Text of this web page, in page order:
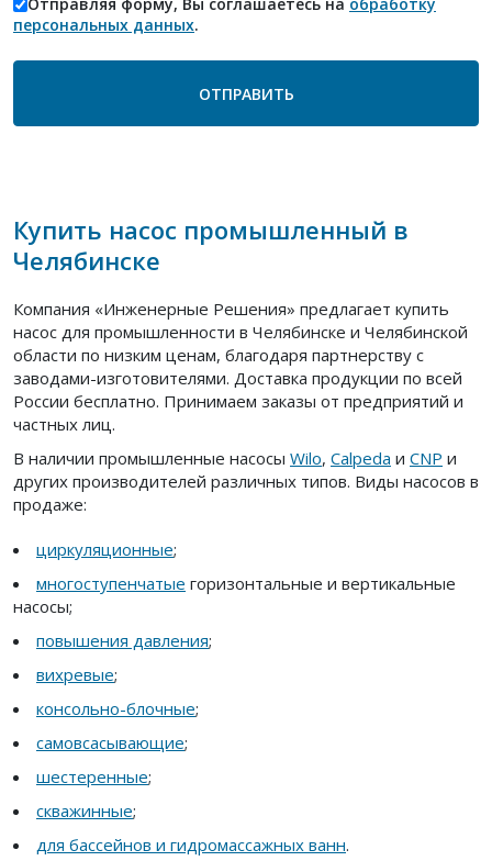
персональных данных.
Купить насос промышленный в
Челябинске
Компания «Инженерные Решения» предлагает купить
насос для промышленности в Челябинске и Челябинской
области по низким ценам, благодаря партнерству с
заводами-изготовителями. Доставка продукции по всей
России бесплатно. Принимаем заказы от предприятий и
частных лиц.
В наличии промышленные насосы Wilo, Calpeda и CNP и
других производителей различных типов. Виды насосов в
продаже:
циркуляционные;
многоступенчатые горизонтальные и вертикальные
насосы;
повышения давления;
вихревые;
консольно-блочные;
самовсасывающие;
шестеренные;
скважинные;
для бассейнов и гидромассажных ванн.